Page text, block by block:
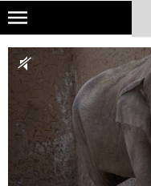
Skip
main
content
NATIONAL GEOGRAPHIC
TRAVELER
PODCASTY
Sklep